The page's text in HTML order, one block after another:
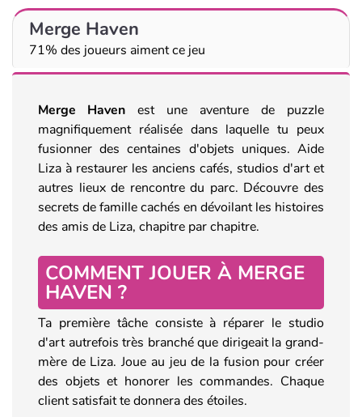
Merge Haven
71% des joueurs aiment ce jeu
Merge Haven est une aventure de puzzle
magnifiquement réalisée dans laquelle tu peux
fusionner des centaines d'objets uniques. Aide
Liza à restaurer les anciens cafés, studios d'art et
autres lieux de rencontre du parc. Découvre des
secrets de famille cachés en dévoilant les histoires
des amis de Liza, chapitre par chapitre.
COMMENT JOUER À MERGE
HAVEN ?
Ta première tâche consiste à réparer le studio
d'art autrefois très branché que dirigeait la grand-
mère de Liza. Joue au jeu de la fusion pour créer
des objets et honorer les commandes. Chaque
client satisfait te donnera des étoiles.